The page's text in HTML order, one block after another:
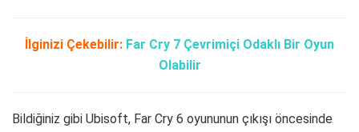
İlginizi Çekebilir: Far Cry 7 Çevrimiçi Odaklı Bir Oyun
Olabilir
Bildiğiniz gibi Ubisoft, Far Cry 6 oyununun çıkışı öncesinde